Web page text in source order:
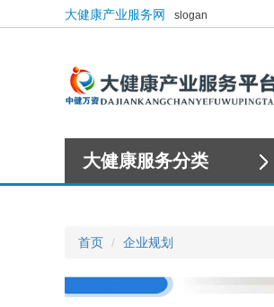
大健康产业服务网 slogan
大健康服务分类
首页 企业规划